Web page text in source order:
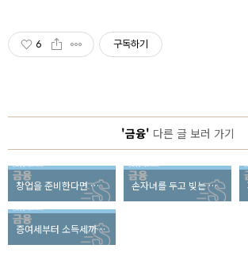
6 구독하기
'금융' 다른 글 보러 가기
창업을 준비한다면 꼭 알아야 할 ‘사업자등록에 관한 모든 것!’ 손자녀를 두고 빚는 부모와 자녀간의 갈등! 그 해결책은?
증여세부터 소득세까지, 2016년 새롭게 바뀐 세법 총 정리!